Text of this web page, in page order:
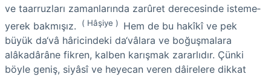
ve taarruzları zamanla­rında zarûret derecesinde isteme­
yerek bakmışız.
( Hâşiye )
Hem de bu hakîkî ve pek
büyük da‘vâ hâricindeki da‘vâlara ve bo­ğuşmalara
alâkadârâne fikren, kalben karışmak zararlıdır. Çünki
böyle geniş, siyâsî ve heyecan veren dâirelere dikkat